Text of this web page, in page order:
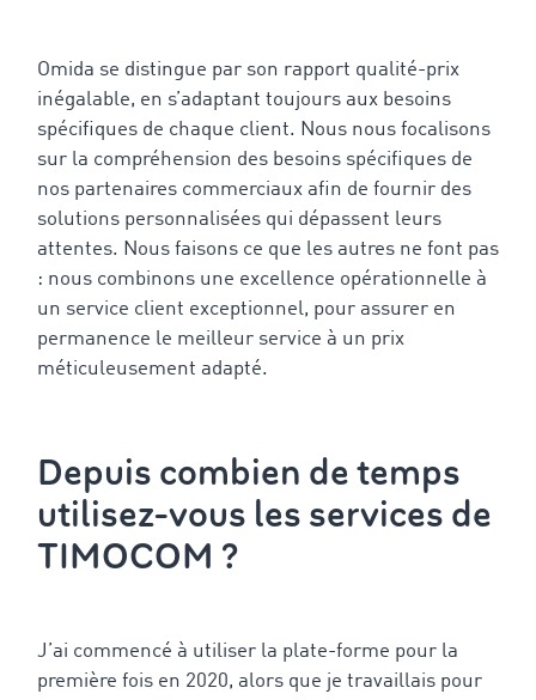
Omida se distingue par son rapport qualité-prix
inégalable, en s’adaptant toujours aux besoins
spécifiques de chaque client. Nous nous focalisons
sur la compréhension des besoins spécifiques de
nos partenaires commerciaux afin de fournir des
solutions personnalisées qui dépassent leurs
attentes. Nous faisons ce que les autres ne font pas
: nous combinons une excellence opérationnelle à
un service client exceptionnel, pour assurer en
permanence le meilleur service à un prix
méticuleusement adapté.
Depuis combien de temps
utilisez-vous les services de
TIMOCOM ?
J’ai commencé à utiliser la plate-forme pour la
première fois en 2020, alors que je travaillais pour